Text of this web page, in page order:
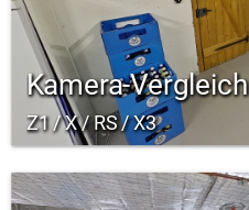
Kamera-Vergleich
Z1 / X / RS / X3